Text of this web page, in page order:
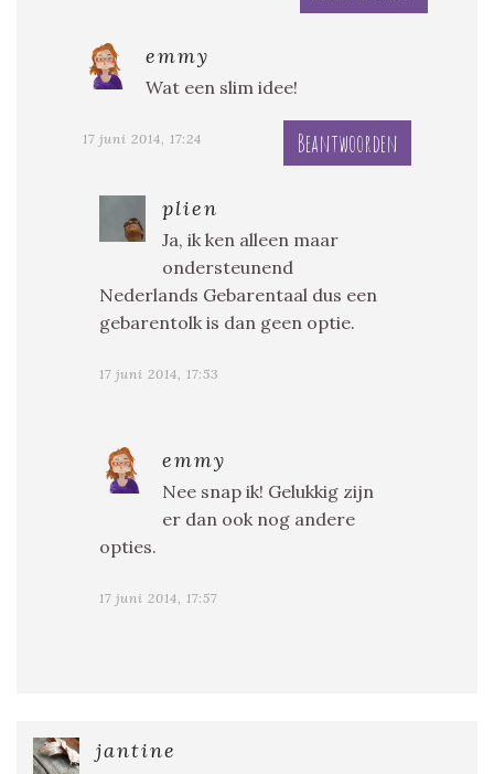
emmy
Wat een slim idee!
17 juni 2014, 17:24 Beantwoorden
plien
Ja, ik ken alleen maar
ondersteunend
Nederlands Gebarentaal dus een
gebarentolk is dan geen optie.
17 juni 2014, 17:53
emmy
Nee snap ik! Gelukkig zijn
er dan ook nog andere
opties.
17 juni 2014, 17:57
jantine